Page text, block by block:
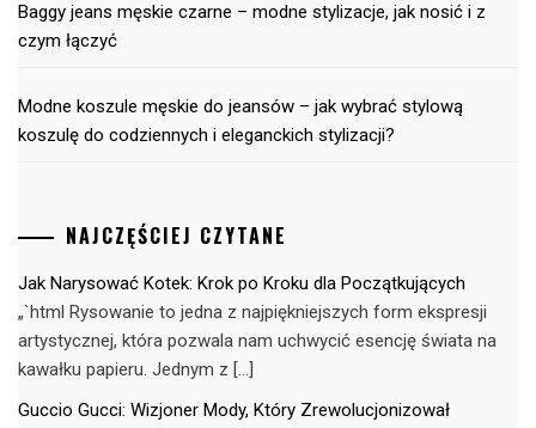
Baggy jeans męskie czarne – modne stylizacje, jak nosić i z
czym łączyć
Modne koszule męskie do jeansów – jak wybrać stylową
koszulę do codziennych i eleganckich stylizacji?
NAJCZĘŚCIEJ CZYTANE
Jak Narysować Kotek: Krok po Kroku dla Początkujących
„`html Rysowanie to jedna z najpiękniejszych form ekspresji
artystycznej, która pozwala nam uchwycić esencję świata na
kawałku papieru. Jednym z […]
Guccio Gucci: Wizjoner Mody, Który Zrewolucjonizował